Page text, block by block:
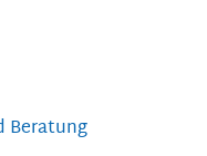
Beratung